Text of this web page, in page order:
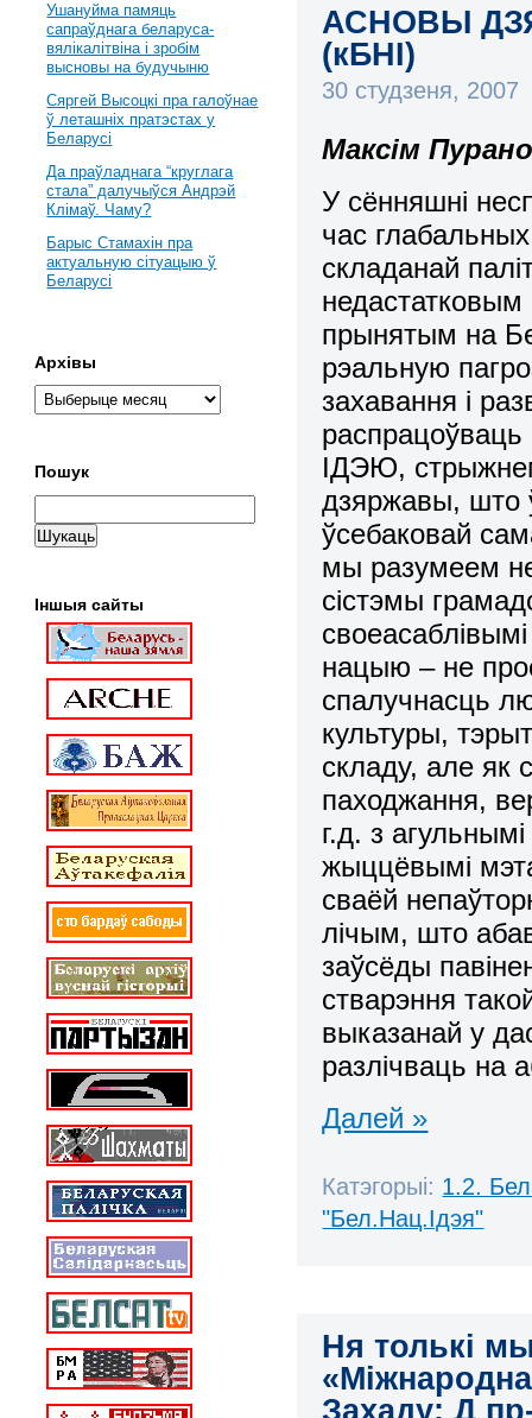
АСНОВЫ
(кБНІ)
30 студзеня, 2007
Максім
У сённяшні
час
складанай
недастатковым
прынятым на
рэальную
захавання і
ІДЭЮ,
дзяржавы, што
ўсебаковай
мы разумеем не
сістэмы
нацыю – не
спалучнасць
культуры,
складу, але як
паходжання,
г.д. з
жыццёвымі
сваёй
лічым, што
заўсёды
стварэння
выказанай у
разлічваць на
Далей »
Катэгорыі: 1.2.
"Бел.Нац.Ідэя"
Ня толькі
Захаду; Д
Ушануйма памяць
сапраўднага беларуса-
вялікалітвіна і зробім
высновы на будучыню
Сяргей Высоцкі пра галоўнае
ў леташніх пратэстах у
Беларусі
Да праўладнага “круглага
стала” далучыўся Андрэй
Клімаў. Чаму?
Барыс Стамахін пра
актуальную сітуацыю ў
Беларусі
Архівы
Пошук
Іншыя сайты